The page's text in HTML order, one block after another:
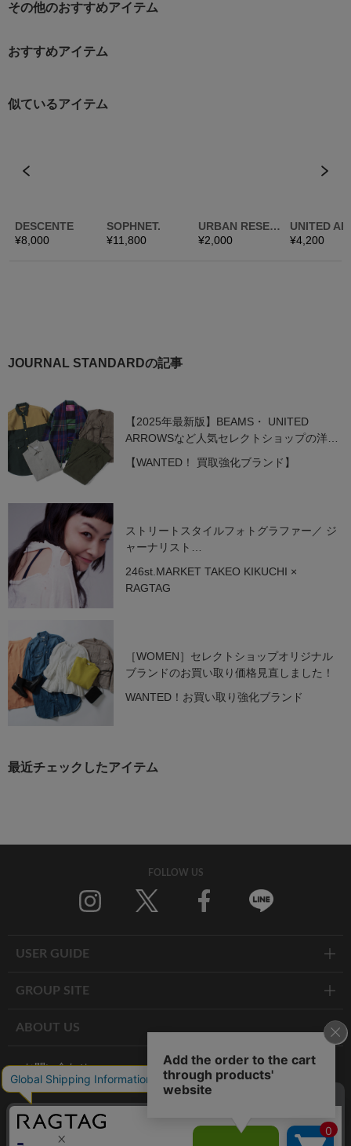
その他のおすすめアイテム
おすすめアイテム
JOURNAL STANDARDの記事
【2025年最新版】BEAMS・ UNITED
ARROWSなど人気セレクトショップの洋服
を高価買取中！
【WANTED！ 買取強化ブランド】
ストリートスタイルフォトグラファー／ ジ
ャーナリスト
246st.MARKET TAKEO KIKUCHI ×
RAGTAG
［WOMEN］セレクトショップオリジナル
ブランドのお買い取り価格見直しました！
WANTED！お買い取り強化ブランド
最近チェックしたアイテム
FOLLOW US
USER GUIDE
GROUP SITE
ABOUT US
お問い合わせ
RAGTAG お買い取りサイト
RAGTAG 公式アプリ